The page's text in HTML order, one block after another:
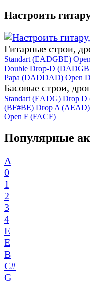
Настроить
Гитарные строи,
Standart (EADGBE)
Double Drop-D
Papa (DADDAD) Open
Басовые строи,
Standart (EADG) Drop D
(BF#BE) Drop A (AEAD)
Open F (FACF)
Популярные
A
0
1
2
3
4
E
E
B
C#
G